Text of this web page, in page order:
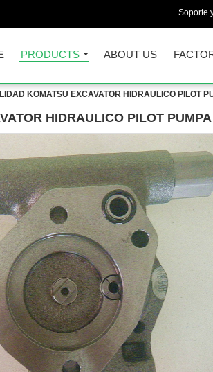
Soporte
PRODUCTS ABOUT US
KOMATSU EXCAVATOR HIDRAULICO PILOT
HIDRAULICO PILOT